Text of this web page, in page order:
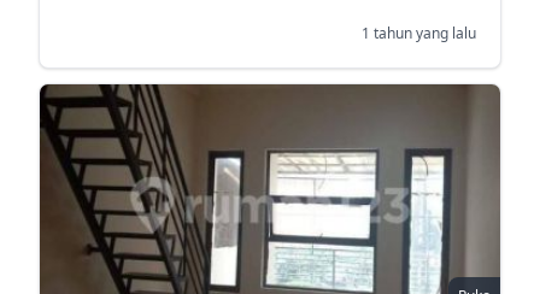
1 tahun yang lalu